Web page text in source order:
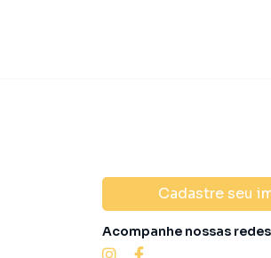
Cadastre seu
Acompanhe nossas redes